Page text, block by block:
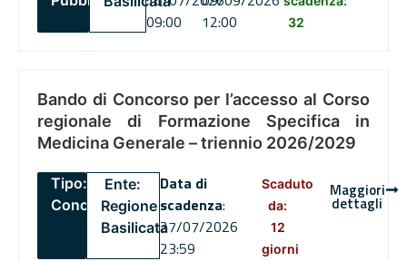
09:00
12:00
32
Bando di Concorso per l’accesso al Corso
regionale di Formazione Specifica in
Medicina Generale – triennio 2026/2029
Tipo:
Concorsi
Ente:
Regione
Basilicata
Data di
scadenza:
27/07/2026
23:59
Scaduto
da:
12
giorni
Maggiori
dettagli